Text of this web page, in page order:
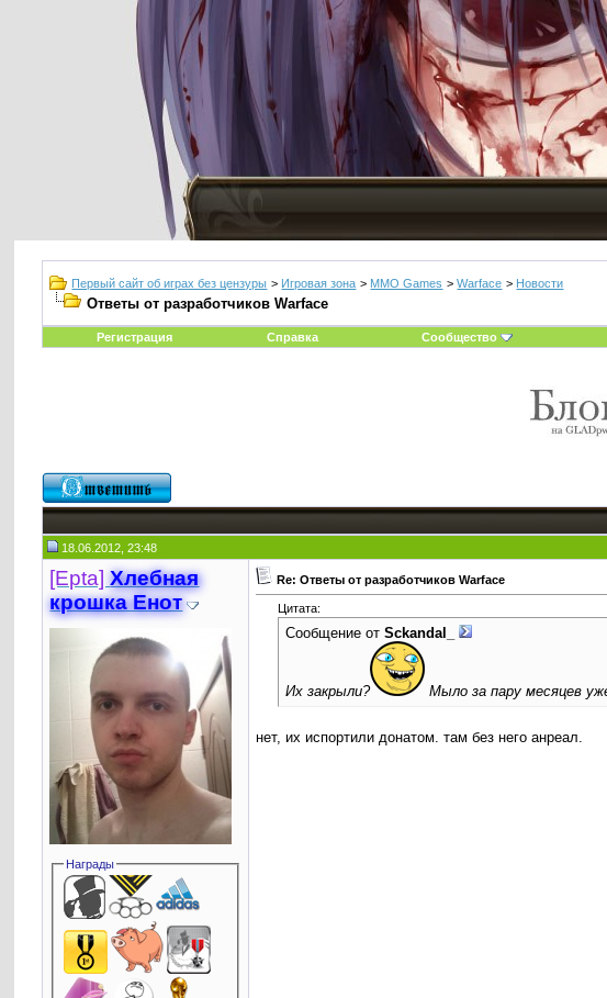
Первый сайт об играх без цензуры > Игровая зона > MMO Games >Warface > Новости
Ответы от разработчиков Warface
Регистрация Справка Сообщество
18.06.2012, 23:48
[Epta]Хлебная
крошкa Енот
Награды
Re: Ответы от разработчиков Warface
Цитата:
Сообщение отSckandal_
Их закрыли? Мыло за пару месяцев
нет, их испортили донатом. там без него анреал.